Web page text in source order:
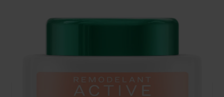
We're sorry, but the product you're looking for is currently
Notify me when this product is in stock